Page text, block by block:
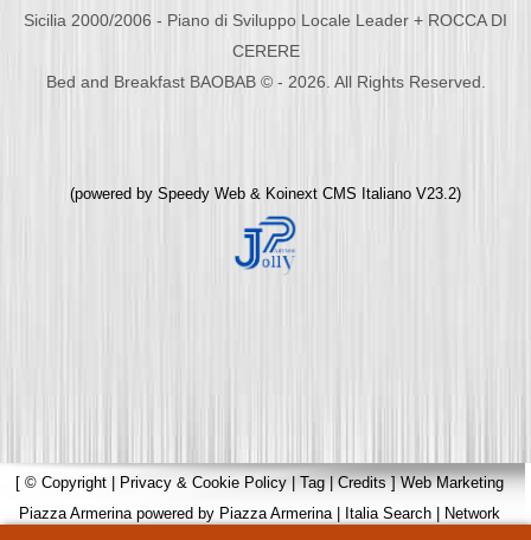
Sicilia 2000/2006 - Piano di Sviluppo Locale Leader + ROCCA DI
CERERE
Bed and Breakfast BAOBAB © - 2026. All Rights Reserved.
(powered by Speedy Web & Koinext CMS Italiano V23.2)
[ © Copyright | Privacy & Cookie Policy | Tag|Credits]Web Marketing
Piazza Armerina powered by Piazza Armerina | Italia Search | Network